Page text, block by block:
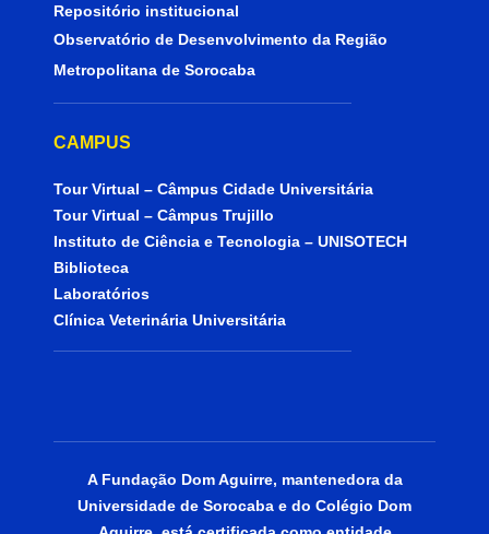
Repositório institucional
Observatório de Desenvolvimento da Região
Metropolitana de Sorocaba
CAMPUS
Tour Virtual – Câmpus Cidade Universitária
Tour Virtual – Câmpus Trujillo
Instituto de Ciência e Tecnologia – UNISOTECH
Biblioteca
Laboratórios
Clínica Veterinária Universitária
A Fundação Dom Aguirre, mantenedora da
Universidade de Sorocaba e do Colégio Dom